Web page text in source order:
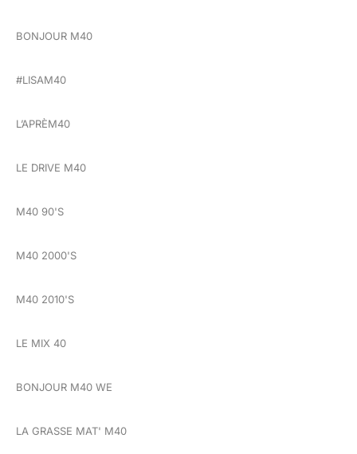
BONJOUR M40
#LISAM40
L’APRÈM40
LE DRIVE M40
M40 90'S
M40 2000'S
M40 2010'S
LE MIX 40
BONJOUR M40 WE
LA GRASSE MAT' M40